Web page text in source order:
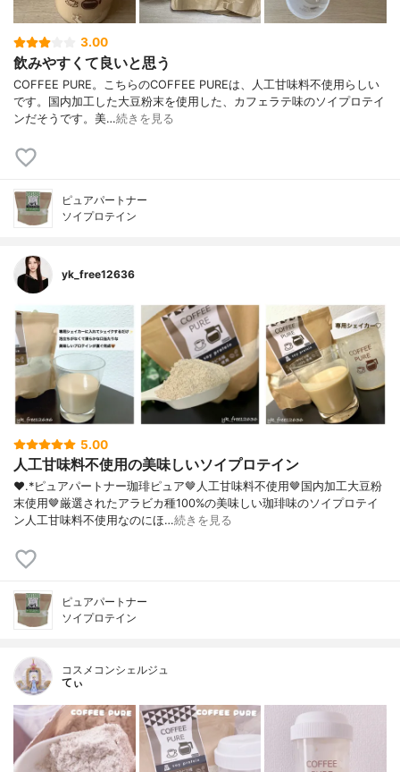
3.00
飲みやすくて良いと思う
COFFEE PURE。こちらのCOFFEE PUREは、人工甘味料不使用らしい
です。国内加工した大豆粉末を使用した、カフェラテ味のソイプロテイ
ンだそうです。美…続きを見る
ピュアパートナー
ソイプロテイン
yk_free12636
5.00
人工甘味料不使用の美味しいソイプロテイン
❤︎.*ピュアパートナー珈琲ピュア🤎人工甘味料不使用🤎国内加工大豆粉
末使用🤎厳選されたアラビカ種100%の美味しい珈琲味のソイプロテイ
ン人工甘味料不使用なのにほ…続きを見る
ピュアパートナー
ソイプロテイン
コスメコンシェルジュ
てぃ